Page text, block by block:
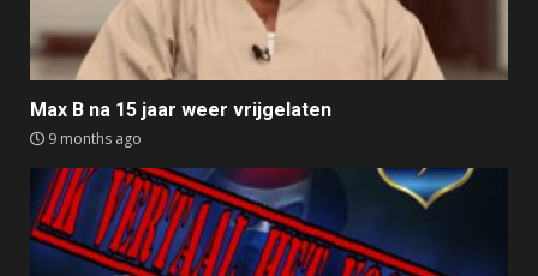
Max B na 15 jaar weer vrijgelaten
9 months ago